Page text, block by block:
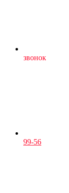
звонок
99-56